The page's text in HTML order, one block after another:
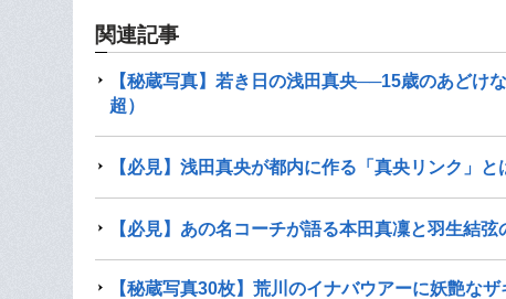
関連記事
【秘蔵写真】若き日の浅田真央──15歳のあどけ
超）
【必見】浅田真央が都内に作る「真央リンク」と
【必見】あの名コーチが語る本田真凜と羽生結弦
【秘蔵写真30枚】荒川のイナバウアーに妖艶な